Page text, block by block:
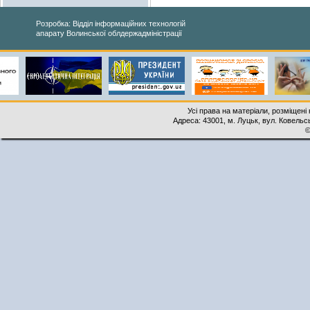
Розробка: Відділ інформаційних технологій
апарату Волинської облдержадміністрації
Усі права на матеріали,
Адреса: 43001, м. Луцьк, вул.